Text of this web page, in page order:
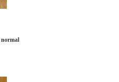
normal